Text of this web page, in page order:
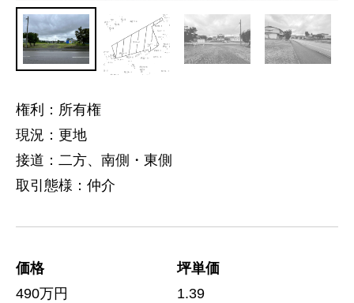
権利：所有権
現況：更地
接道：二方、南側・東側
取引態様：仲介
価格
490万円
坪単価
1.39